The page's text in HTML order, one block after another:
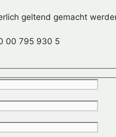
geltend gemacht
00 795 930 5